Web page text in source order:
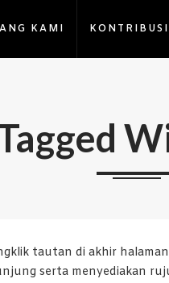
KAMI KONTRIBUSI
tautan di akhir
serta menyediakan